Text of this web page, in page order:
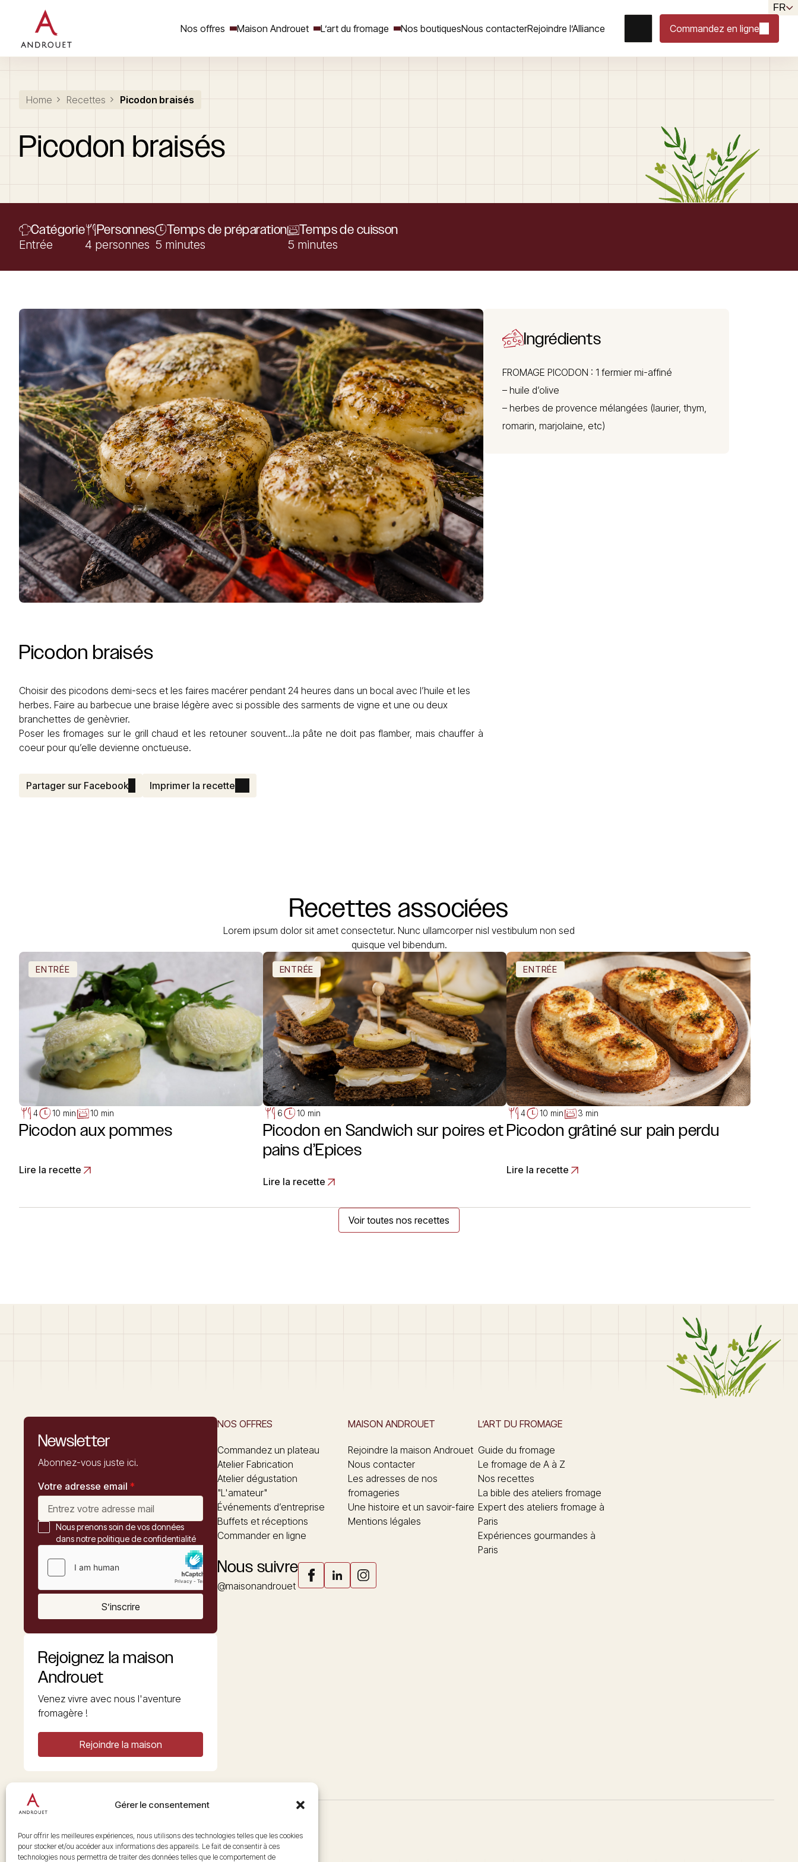
Gérer le consentement
Pour offrir les meilleures expériences, nous utilisons des technologies telles que les cookies
pour stocker et/ou accéder aux informations des appareils. Le fait de consentir à ces
technologies nous permettra de traiter des données telles que le comportement de
Nos offres Maison Androuet L’art du fromage Nos boutiquesNous contacterRejoindre l’Alliance Commandez en ligne
FR
Rechercher un mot clé
Home Recettes Picodon braisés
Picodon braisés
Catégorie
Entrée
Personnes
4 personnes
Temps de préparation
5 minutes
Temps de cuisson
5 minutes
Picodon braisés
Choisir des picodons demi-secs et les faires macérer pendant 24 heures dans un bocal avec l’huile et les
herbes. Faire au barbecue une braise légère avec si possible des sarments de vigne et une ou deux
branchettes de genèvrier.
Poser les fromages sur le grill chaud et les retouner souvent…la pâte ne doit pas flamber, mais chauffer à
coeur pour qu’elle devienne onctueuse.
Partager sur Facebook Imprimer la recette
Ingrédients
FROMAGE PICODON : 1 fermier mi-affiné
– huile d’olive
– herbes de provence mélangées (laurier, thym,
romarin, marjolaine, etc)
Recettes associées
Lorem ipsum dolor sit amet consectetur. Nunc ullamcorper nisl vestibulum non sed
quisque vel bibendum.
ENTRÉE
4 10 min 10 min
Picodon aux pommes
Lire la recette
ENTRÉE
6 10 min
Picodon en Sandwich sur poires et
pains d’Epices
Lire la recette
ENTRÉE
4 10 min 3 min
Picodon grâtiné sur pain perdu
Lire la recette
Voir toutes nos recettes
Newsletter
Abonnez-vous juste ici.
Votre adresse email *
Nous prenons soin de vos données
dans notre politique de confidentialité
S’inscrire
Rejoignez la maison
Androuet
Venez vivre avec nous l'aventure
fromagère !
Rejoindre la maison
NOS OFFRES
Commandez un plateau
Atelier Fabrication
Atelier dégustation
"L'amateur"
Événements d’entreprise
Buffets et réceptions
Commander en ligne
MAISON ANDROUET
Rejoindre la maison Androuet
Nous contacter
Les adresses de nos
fromageries
Une histoire et un savoir-faire
Mentions légales
L’ART DU FROMAGE
Guide du fromage
Le fromage de A à Z
Nos recettes
La bible des ateliers fromage
Expert des ateliers fromage à
Paris
Expériences gourmandes à
Paris
Nous suivre
@maisonandrouet